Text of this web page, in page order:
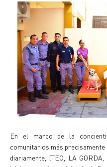
En el marco de la
comunitarios más
diariamente, (TEO, LA